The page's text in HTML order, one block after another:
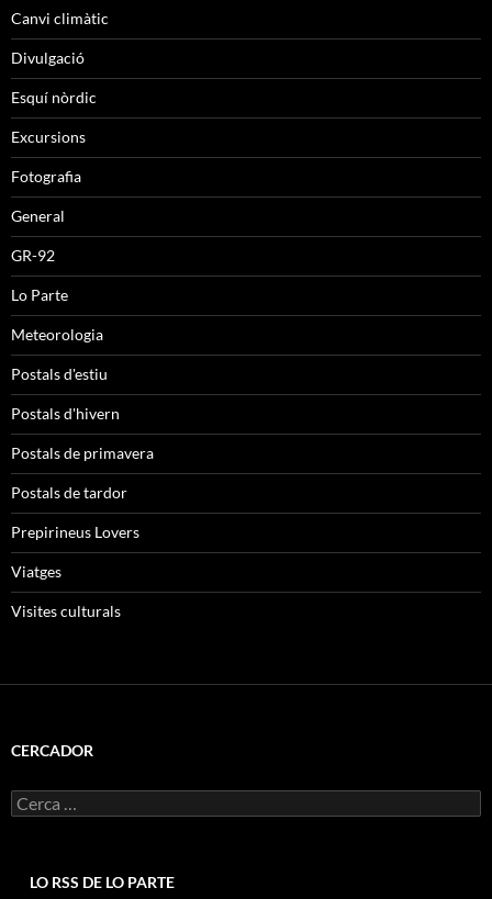
Canvi climàtic
Divulgació
Esquí nòrdic
Excursions
Fotografia
General
GR-92
Lo Parte
Meteorologia
Postals d'estiu
Postals d'hivern
Postals de primavera
Postals de tardor
Prepirineus Lovers
Viatges
Visites culturals
CERCADOR
Cerca:
LO RSS DE LO PARTE